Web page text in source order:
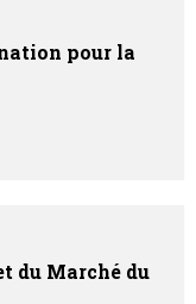
pour la
du Marché du